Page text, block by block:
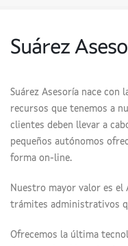
Suárez
Suárez Asesoría nace
recursos que tenemos a
clientes deben llevar a
pequeños autónomos
forma on-line.
Nuestro mayor valor es el
trámites administrativos
Ofrecemos la última